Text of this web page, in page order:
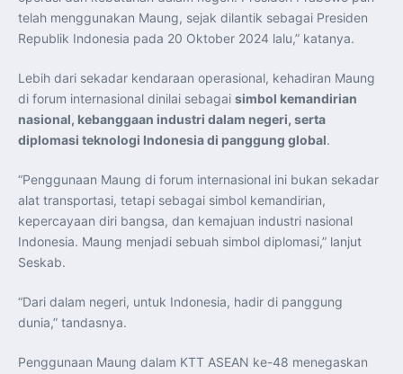
telah menggunakan Maung, sejak dilantik sebagai Presiden
Republik Indonesia pada 20 Oktober 2024 lalu,” katanya.
Lebih dari sekadar kendaraan operasional, kehadiran Maung
di forum internasional dinilai sebagai simbol kemandirian
nasional, kebanggaan industri dalam negeri, serta
diplomasi teknologi Indonesia di panggung global.
“Penggunaan Maung di forum internasional ini bukan sekadar
alat transportasi, tetapi sebagai simbol kemandirian,
kepercayaan diri bangsa, dan kemajuan industri nasional
Indonesia. Maung menjadi sebuah simbol diplomasi,” lanjut
Seskab.
“Dari dalam negeri, untuk Indonesia, hadir di panggung
dunia,” tandasnya.
Penggunaan Maung dalam KTT ASEAN ke-48 menegaskan